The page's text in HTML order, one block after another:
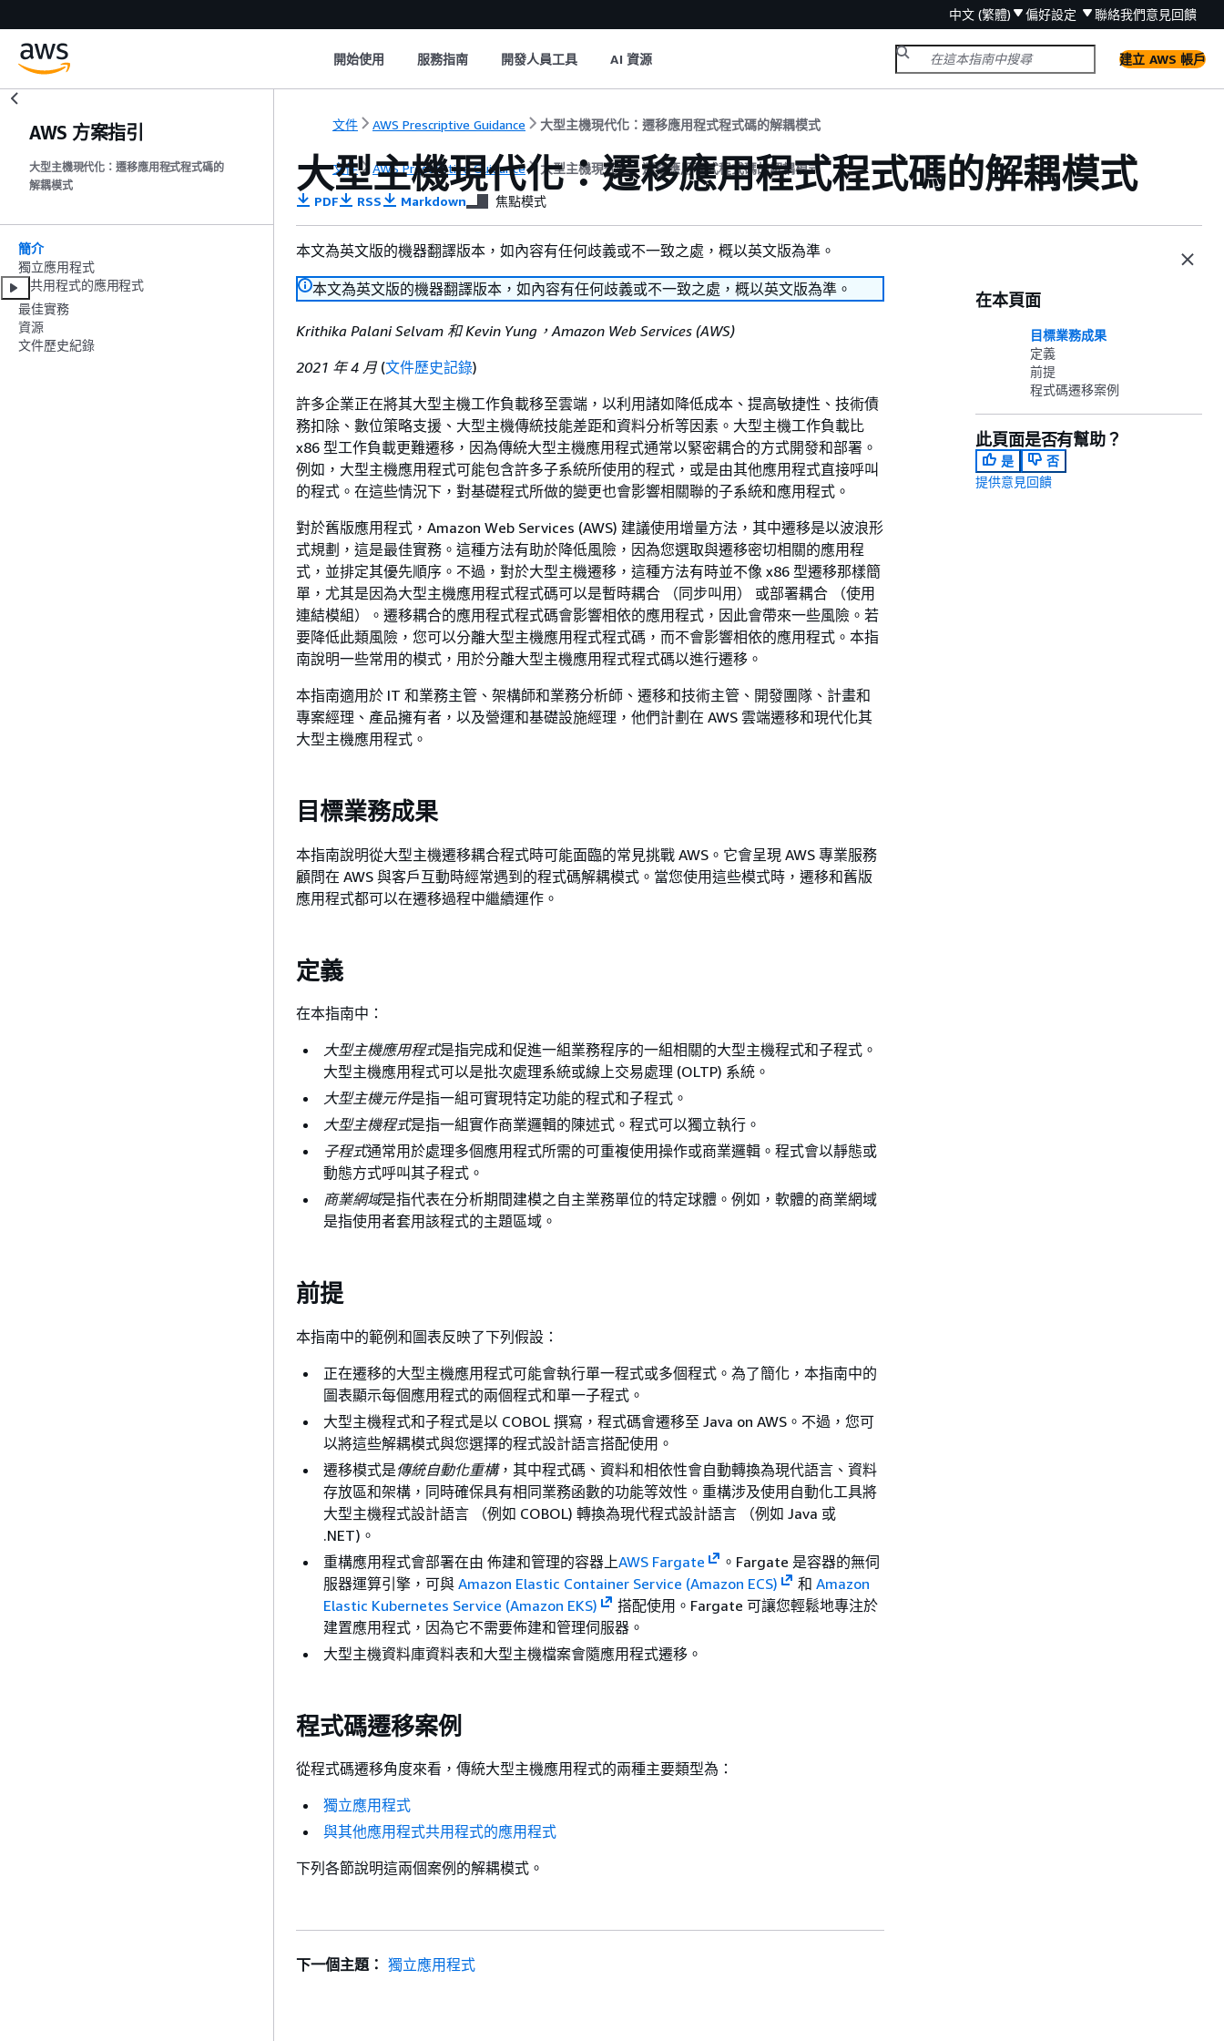
中文 (繁體) 偏好設定 聯絡我們意見回饋
開始使用 服務指南 開發人員工具 AI 資源 建立 AWS 帳戶
AWS 方案指引
大型主機現代化：遷移應用程式程式碼的
解耦模式
簡介
獨立應用程式
共用程式的應用程式
最佳實務
資源
文件歷史紀錄
文件 AWS Prescriptive Guidance 大型主機現代化：遷移應用程式程式碼的解耦模式
文件 AWS Prescriptive Guidance 大型主機現代化：遷移應用程式程式碼的解耦模式
大型主機現代化：遷移應用程式程式碼的解耦模式
PDF RSS Markdown 焦點模式
本文為英文版的機器翻譯版本，如內容有任何歧義或不一致之處，概以英文版為準。
本文為英文版的機器翻譯版本，如內容有任何歧義或不一致之處，概以英文版為準。
Krithika Palani Selvam 和 Kevin Yung，Amazon Web Services (AWS)
2021 年 4 月(文件歷史記錄)
許多企業正在將其大型主機工作負載移至雲端，以利用諸如降低成本、提高敏捷性、技術債
務扣除、數位策略支援、大型主機傳統技能差距和資料分析等因素。大型主機工作負載比
x86 型工作負載更難遷移，因為傳統大型主機應用程式通常以緊密耦合的方式開發和部署。
例如，大型主機應用程式可能包含許多子系統所使用的程式，或是由其他應用程式直接呼叫
的程式。在這些情況下，對基礎程式所做的變更也會影響相關聯的子系統和應用程式。
對於舊版應用程式，Amazon Web Services (AWS) 建議使用增量方法，其中遷移是以波浪形
式規劃，這是最佳實務。這種方法有助於降低風險，因為您選取與遷移密切相關的應用程
式，並排定其優先順序。不過，對於大型主機遷移，這種方法有時並不像 x86 型遷移那樣簡
單，尤其是因為大型主機應用程式程式碼可以是暫時耦合 （同步叫用） 或部署耦合 （使用
連結模組）。遷移耦合的應用程式程式碼會影響相依的應用程式，因此會帶來一些風險。若
要降低此類風險，您可以分離大型主機應用程式程式碼，而不會影響相依的應用程式。本指
南說明一些常用的模式，用於分離大型主機應用程式程式碼以進行遷移。
本指南適用於 IT 和業務主管、架構師和業務分析師、遷移和技術主管、開發團隊、計畫和
專案經理、產品擁有者，以及營運和基礎設施經理，他們計劃在 AWS 雲端遷移和現代化其
大型主機應用程式。
目標業務成果
本指南說明從大型主機遷移耦合程式時可能面臨的常見挑戰 AWS。它會呈現 AWS 專業服務
顧問在 AWS 與客戶互動時經常遇到的程式碼解耦模式。當您使用這些模式時，遷移和舊版
應用程式都可以在遷移過程中繼續運作。
定義
在本指南中：
大型主機應用程式是指完成和促進一組業務程序的一組相關的大型主機程式和子程式。
大型主機應用程式可以是批次處理系統或線上交易處理 (OLTP) 系統。
大型主機元件是指一組可實現特定功能的程式和子程式。
大型主機程式是指一組實作商業邏輯的陳述式。程式可以獨立執行。
子程式通常用於處理多個應用程式所需的可重複使用操作或商業邏輯。程式會以靜態或
動態方式呼叫其子程式。
商業網域是指代表在分析期間建模之自主業務單位的特定球體。例如，軟體的商業網域
是指使用者套用該程式的主題區域。
前提
本指南中的範例和圖表反映了下列假設：
正在遷移的大型主機應用程式可能會執行單一程式或多個程式。為了簡化，本指南中的
圖表顯示每個應用程式的兩個程式和單一子程式。
大型主機程式和子程式是以 COBOL 撰寫，程式碼會遷移至 Java on AWS。不過，您可
以將這些解耦模式與您選擇的程式設計語言搭配使用。
遷移模式是傳統自動化重構，其中程式碼、資料和相依性會自動轉換為現代語言、資料
存放區和架構，同時確保具有相同業務函數的功能等效性。重構涉及使用自動化工具將
大型主機程式設計語言 （例如 COBOL) 轉換為現代程式設計語言 （例如 Java 或
.NET)。
重構應用程式會部署在由 佈建和管理的容器上AWS Fargate
。Fargate 是容器的無伺
服器運算引擎，可與 Amazon Elastic Container Service (Amazon ECS) 和 Amazon
Elastic Kubernetes Service (Amazon EKS)
搭配使用。Fargate 可讓您輕鬆地專注於
建置應用程式，因為它不需要佈建和管理伺服器。
大型主機資料庫資料表和大型主機檔案會隨應用程式遷移。
程式碼遷移案例
從程式碼遷移角度來看，傳統大型主機應用程式的兩種主要類型為：
獨立應用程式
與其他應用程式共用程式的應用程式
下列各節說明這兩個案例的解耦模式。
在本頁面
目標業務成果
定義
前提
程式碼遷移案例
此頁面是否有幫助？
是
否
提供意見回饋
下一個主題： 獨立應用程式